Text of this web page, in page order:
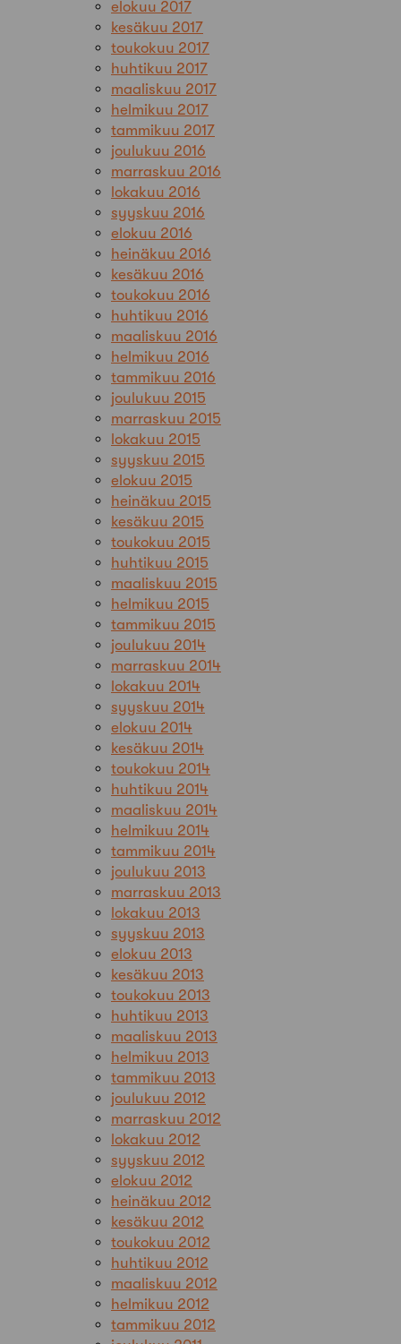
elokuu 2017
kesäkuu 2017
toukokuu 2017
huhtikuu 2017
maaliskuu 2017
helmikuu 2017
tammikuu 2017
joulukuu 2016
marraskuu 2016
lokakuu 2016
syyskuu 2016
elokuu 2016
heinäkuu 2016
kesäkuu 2016
toukokuu 2016
huhtikuu 2016
maaliskuu 2016
helmikuu 2016
tammikuu 2016
joulukuu 2015
marraskuu 2015
lokakuu 2015
syyskuu 2015
elokuu 2015
heinäkuu 2015
kesäkuu 2015
toukokuu 2015
huhtikuu 2015
maaliskuu 2015
helmikuu 2015
tammikuu 2015
joulukuu 2014
marraskuu 2014
lokakuu 2014
syyskuu 2014
elokuu 2014
kesäkuu 2014
toukokuu 2014
huhtikuu 2014
maaliskuu 2014
helmikuu 2014
tammikuu 2014
joulukuu 2013
marraskuu 2013
lokakuu 2013
syyskuu 2013
elokuu 2013
kesäkuu 2013
toukokuu 2013
huhtikuu 2013
maaliskuu 2013
helmikuu 2013
tammikuu 2013
joulukuu 2012
marraskuu 2012
lokakuu 2012
syyskuu 2012
elokuu 2012
heinäkuu 2012
kesäkuu 2012
toukokuu 2012
huhtikuu 2012
maaliskuu 2012
helmikuu 2012
tammikuu 2012